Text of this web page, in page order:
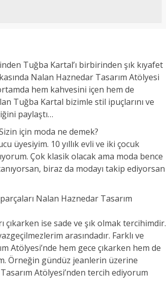
Tuğba Kartal’ı birbirinden şık kıyafet
Nalan Haznedar Tasarım Atölyesi
hem kahvesini içen hem de
Tuğba Kartal bizimle stil ipuçlarını ve
paylaştı…
için moda ne demek?
üyesiyim. 10 yıllık evli ve iki çocuk
Çok klasik olacak ama moda bence
biraz da modayı takip ediyorsan
Nalan Haznedar Tasarım
çıkarken ise sade ve şık olmak tercihimdir.
arasındadır. Farklı ve
Atölyesi’nde hem gece çıkarken hem de
Örneğin gündüz jeanlerin üzerine
Atölyesi’nden tercih ediyorum